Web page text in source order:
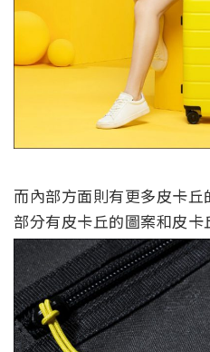
而內部方面則有更多皮卡
部分有皮卡丘的圖案和皮卡